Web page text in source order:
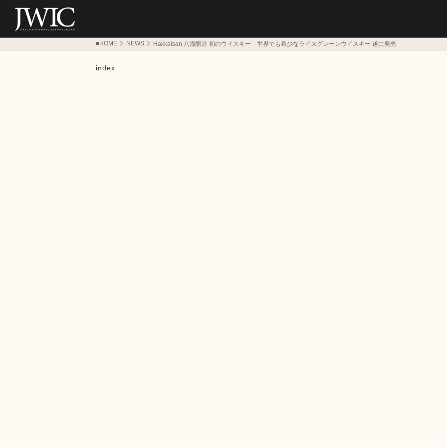
■HOME NEWS Hakkaisan 八海醸造 初のウイスキー 世界でも希少なライスグレーンウイスキー 遂に発売
index